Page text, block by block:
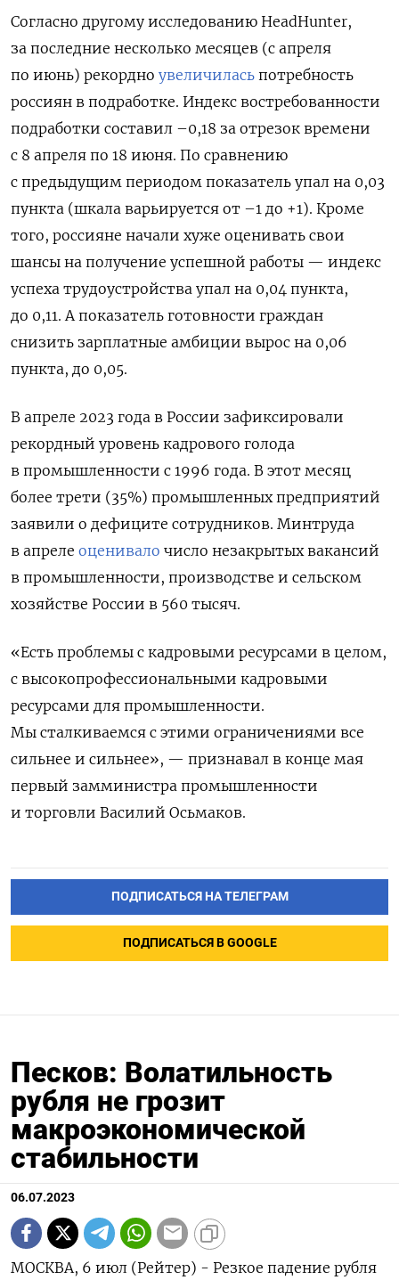
Согласно другому исследованию HeadHunter,
за последние несколько месяцев (с апреля
по июнь) рекордно увеличилась потребность
россиян в подработке. Индекс востребованности
подработки составил –0,18 за отрезок времени
с 8 апреля по 18 июня. По сравнению
с предыдущим периодом показатель упал на 0,03
пункта (шкала варьируется от –1 до +1). Кроме
того, россияне начали хуже оценивать свои
шансы на получение успешной работы — индекс
успеха трудоустройства упал на 0,04 пункта,
до 0,11. А показатель готовности граждан
снизить зарплатные амбиции вырос на 0,06
пункта, до 0,05.
В апреле 2023 года в России зафиксировали
рекордный уровень кадрового голода
в промышленности с 1996 года. В этот месяц
более трети (35%) промышленных предприятий
заявили о дефиците сотрудников. Минтруда
в апреле оценивало число незакрытых вакансий
в промышленности, производстве и сельском
хозяйстве России в 560 тысяч.
«Есть проблемы с кадровыми ресурсами в целом,
с высокопрофессиональными кадровыми
ресурсами для промышленности.
Мы сталкиваемся с этими ограничениями все
сильнее и сильнее», — признавал в конце мая
первый замминистра промышленности
и торговли Василий Осьмаков.
ПОДПИСАТЬСЯ НА ТЕЛЕГРАМ
ПОДПИСАТЬСЯ В GOOGLE
Песков: Волатильность
рубля не грозит
макроэкономической
стабильности
06.07.2023
МОСКВА, 6 июл (Рейтер) - Резкое падение рубля